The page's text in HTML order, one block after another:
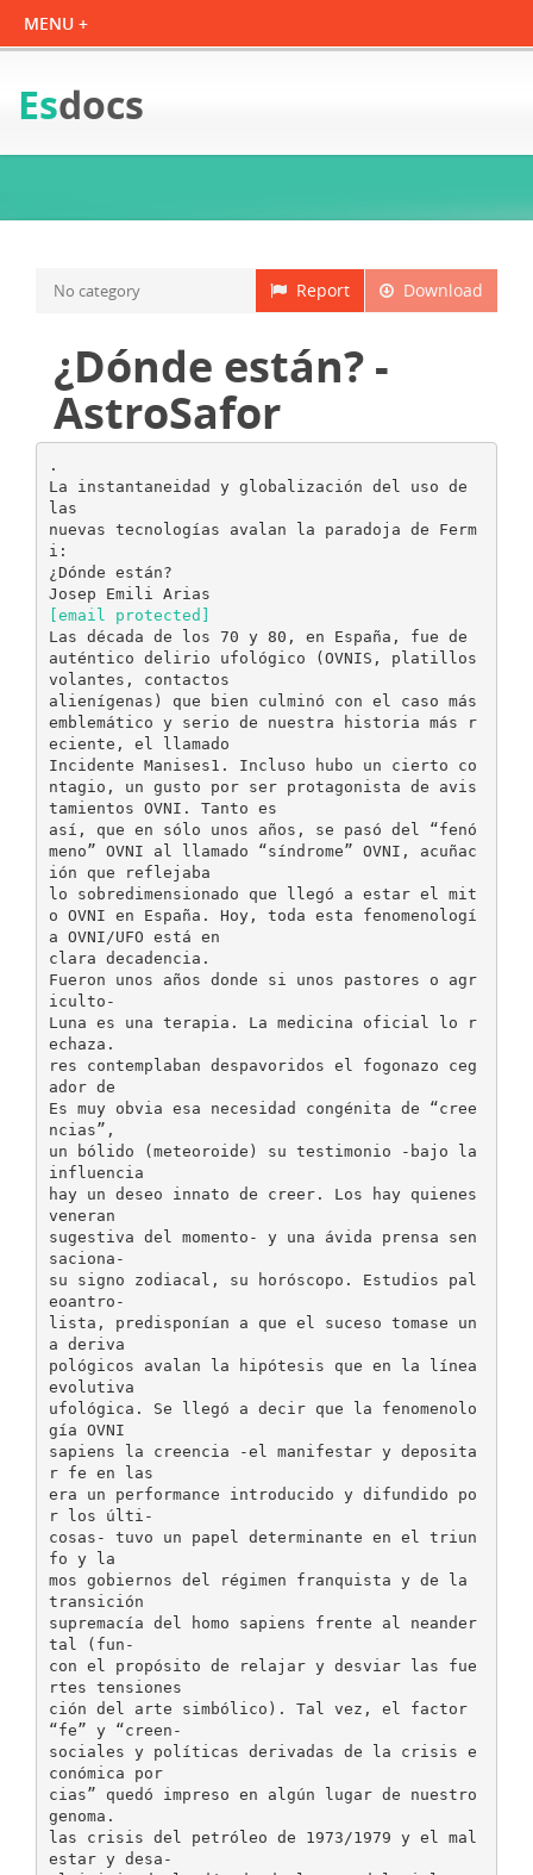
Esdocs
Download
Report
No category
¿Dónde están? -
AstroSafor
.
La instantaneidad y globalización del uso de
las
nuevas tecnologías avalan la paradoja de Ferm
i:
¿Dónde están?
[email protected]